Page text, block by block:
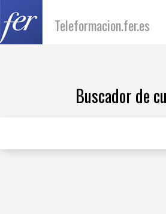
Teleformacion.fer.es
Recuperar contraseña
Buscador de